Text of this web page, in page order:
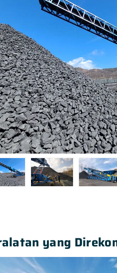
yang